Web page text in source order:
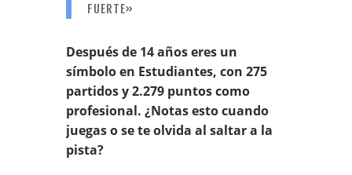
FUERTE»
Después de 14 años eres un
símbolo en Estudiantes, con 275
partidos y 2.279 puntos como
profesional. ¿Notas esto cuando
juegas o se te olvida al saltar a la
pista?